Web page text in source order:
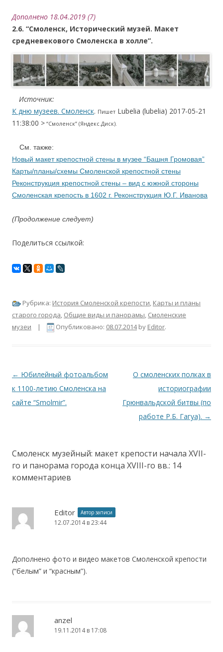
Дополнено 18.04.2019 (7)
2.6. “Смоленск, Исторический музей. Макет
средневекового Смоленска в холле”.
Источник:
К дню музеев. Смоленск. Пишет Lubelia (lubelia) 2017-05-21
11:38:00 > “Смоленск” (Яндекс.Диск).
См. также:
Новый макет крепостной стены в музее “Башня Громовая”
Карты/планы/схемы Смоленской крепостной стены
Реконструкция крепостной стены – вид с южной стороны
Смоленская крепость в 1602 г. Реконструкция Ю.Г. Иванова
(Продолжение следует)
Поделиться ссылкой:
Рубрика: История Смоленской крепости, Карты и планы
старого города, Общие виды и панорамы, Смоленские
музеи | Опубликовано: 08.07.2014by Editor.
Навигация по записям
← Юбилейный фотоальбом
к 1100-летию Смоленска на
сайте “Smolmir”.
О смоленских полках в
историографии
Грюнвальдской битвы (по
работе Р.Б. Гагуа). →
Смоленск музейный: макет крепости начала XVII-
го и панорама города конца XVIII-го вв.: 14
комментариев
Editor Автор записи
12.07.2014 в 23:44
Дополнено фото и видео макетов Смоленской крепости
(“белым” и “красным”).
anzel
19.11.2014 в 17:08